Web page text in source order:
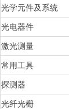
光学元件及系统
光电器件
激光测量
常用工具
探测器
光纤光栅